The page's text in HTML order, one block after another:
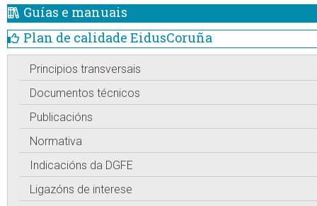
Guías e manuais
Plan de calidade EidusCoruña
Principios transversais
Documentos técnicos
Publicacións
Normativa
Indicacións da DGFE
Ligazóns de interese